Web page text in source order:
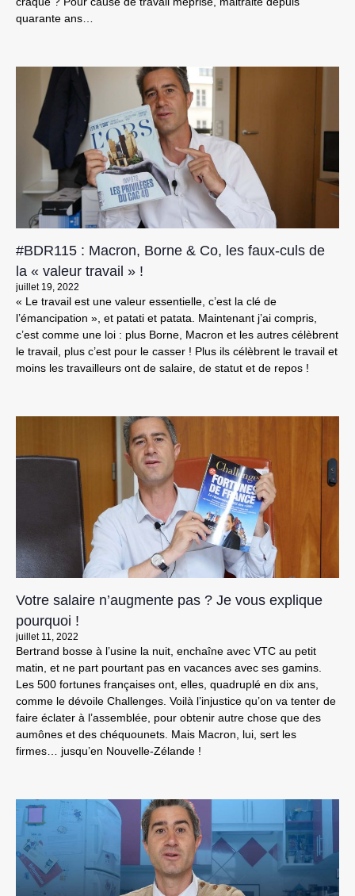
quarante ans…
#BDR115 : Macron, Borne & Co, les faux-culs de
la « valeur travail » !
juillet 19, 2022
« Le travail est une valeur essentielle, c’est la clé de
l’émancipation », et patati et patata. Maintenant j’ai compris,
c’est comme une loi : plus Borne, Macron et les autres célèbrent
le travail, plus c’est pour le casser ! Plus ils célèbrent le travail et
moins les travailleurs ont de salaire, de statut et de repos !
Votre salaire n’augmente pas ? Je vous explique
pourquoi !
juillet 11, 2022
Bertrand bosse à l’usine la nuit, enchaîne avec VTC au petit
matin, et ne part pourtant pas en vacances avec ses gamins.
Les 500 fortunes françaises ont, elles, quadruplé en dix ans,
comme le dévoile Challenges. Voilà l’injustice qu’on va tenter de
faire éclater à l’assemblée, pour obtenir autre chose que des
aumônes et des chéquounets. Mais Macron, lui, sert les
firmes… jusqu’en Nouvelle-Zélande !